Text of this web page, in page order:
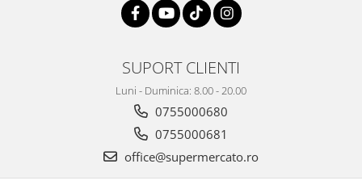
SUPORT CLIENTI
Luni - Duminica: 8.00 - 20.00
0755000680
0755000681
office@supermercato.ro